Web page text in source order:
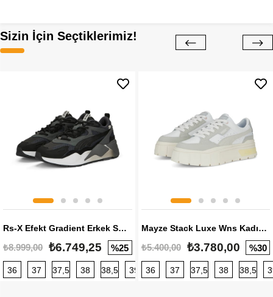
Sizin İçin Seçtiklerimiz!
Rs-X Efekt Gradient Erkek Sneaker
₺8.999,00 ₺6.749,25 %25
36 37 37,5 38 38,5 39 40 40,5 41 42 42,5
Mayze Stack Luxe Wns Kadın Sneaker
₺5.400,00 ₺3.780,00 %30
36 37 37,5 38 38,5